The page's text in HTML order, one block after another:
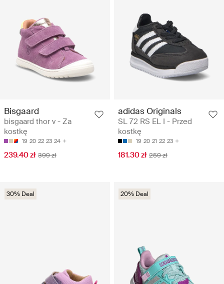
Bisgaard
bisgaard thor v - Za
kostkę
19 20 22 23 24
239.40 zł 399 zł
adidas Originals
SL 72 RS EL I - Przed
kostkę
19 20 21 22 23
181.30 zł 259 zł
30% Deal 20% Deal